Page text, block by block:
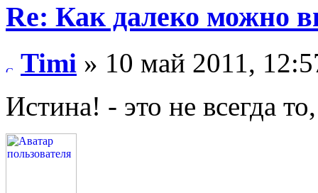
Re: Как далеко можно
Timi » 10 май 2011,
Истина! - это не всегда